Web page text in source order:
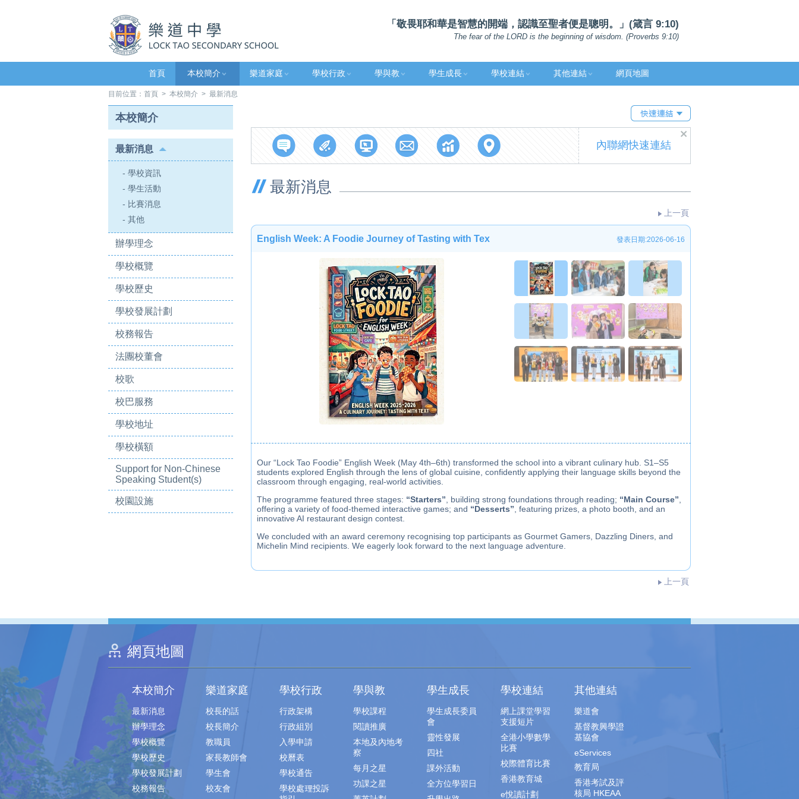
「敬畏耶和華是智慧的開端，認識至聖者便是聰明。」(箴言 9:10)
The fear of the LORD is the beginning of wisdom. (Proverbs 9:10)
首頁 本校簡介 樂道家庭 學校行政 學與教 學生成長 學校連結 其他連結 網頁地圖
目前位置： 首頁 > 本校簡介 > 最新消息
本校簡介
最新消息
- 學校資訊
- 學生活動
- 比賽消息
- 其他
辦學理念
學校概覽
學校歷史
學校發展計劃
校務報告
法團校董會
校歌
校巴服務
學校地址
學校橫額
Support for Non-Chinese
Speaking Student(s)
校園設施
內聯網快速連結
最新消息
上一頁
發表日期:2026-06-16
English Week: A Foodie Journey of Tasting with Tex
Our “Lock Tao Foodie” English Week (May 4th–6th) transformed the school into a vibrant culinary hub. S1–S5
students explored English through the lens of global cuisine, confidently applying their language skills beyond the
classroom through engaging, real-world activities.
The programme featured three stages: “Starters” , building strong foundations through reading; “Main Course”
offering a variety of food-themed interactive games; and “Desserts” , featuring prizes, a photo booth, and an
innovative AI restaurant design contest.
We concluded with an award ceremony recognising top participants as Gourmet Gamers, Dazzling Diners, and
Michelin Mind recipients. We eagerly look forward to the next language adventure.
上一頁
網頁地圖
本校簡介
最新消息
辦學理念
學校概覽
學校歷史
學校發展計劃
校務報告
樂道家庭
校長的話
校長簡介
教職員
家長教師會
學生會
校友會
學校行政
行政架構
行政組別
入學申請
校曆表
學校通告
學校處理投訴
學與教
學校課程
閱讀推廣
本地及內地考
察
每月之星
功課之星
學生成長
學生成長委員
會
靈性發展
四社
課外活動
全方位學習日
學校連結
網上課堂學習
支援短片
全港小學數學
比賽
校際體育比賽
香港教育城
e悅讀計劃
其他連結
樂道會
基督教興學證
基協會
eServices
教育局
香港考試及評
核局 HKEAA